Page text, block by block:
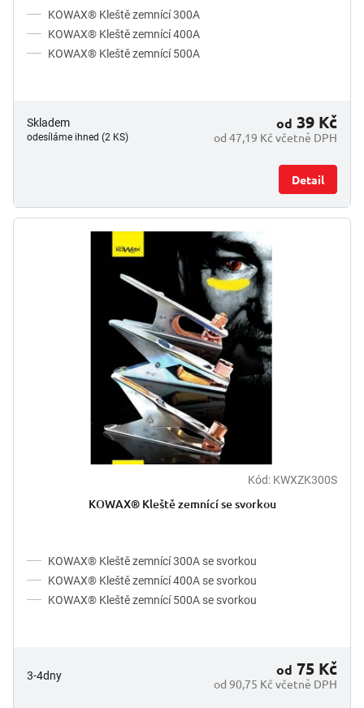
z
KOWAX® Kleště zemnící 300A
KOWAX® Kleště zemnící 400A
KOWAX® Kleště zemnící 500A
Skladem
odesíláme ihned (2 KS) od 47,19 Kč včetně DPH
od 39 Kč
Detail
Kód: KWXZK300S
KOWAX® Kleště zemnící se svorkou
KOWAX® Kleště zemnící 300A se svorkou
KOWAX® Kleště zemnící 400A se svorkou
KOWAX® Kleště zemnící 500A se svorkou
3-4dny
od 90,75 Kč včetně DPH
od 75 Kč